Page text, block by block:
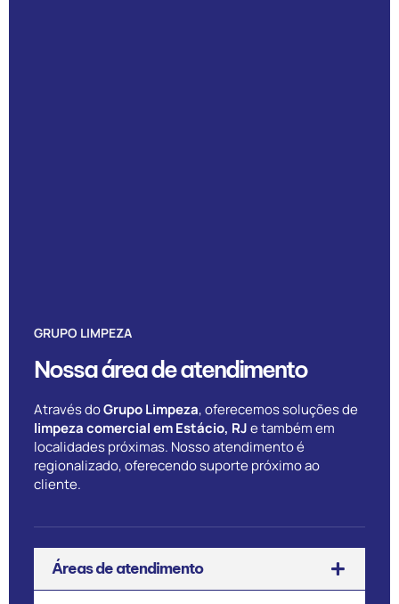
GRUPO LIMPEZA
Nossa área de atendimento
Através doGrupo Limpeza, oferecemos soluções de
limpeza comercial em Estácio, RJe também em
localidades próximas. Nosso atendimento é
regionalizado, oferecendo suporte próximo ao
cliente.
Áreas de atendimento